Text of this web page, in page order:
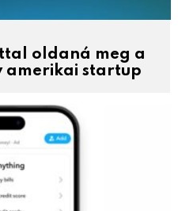
oldaná meg a
amerikai startup